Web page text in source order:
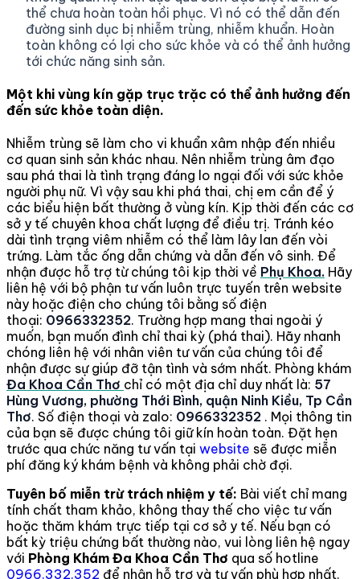
thể chưa hoàn toàn hồi phục. Vì nó có thể dẫn đến
đường sinh dục bị nhiễm trùng, nhiễm khuẩn. Hoàn
toàn không có lợi cho sức khỏe và có thể ảnh hưởng
tới chức năng sinh sản.
Một khi vùng kín gặp trục trặc có thể ảnh hưởng đến
đến sức khỏe toàn diện.
Nhiễm trùng sẽ làm cho vi khuẩn xâm nhập đến nhiều
cơ quan sinh sản khác nhau. Nên nhiễm trùng âm đạo
sau phá thai là tình trạng đáng lo ngại đối với sức khỏe
người phụ nữ. Vì vậy sau khi phá thai, chị em cần để ý
các biểu hiện bất thường ở vùng kín. Kịp thời đến các cơ
sở y tế chuyên khoa chất lượng để điều trị. Tránh kéo
dài tình trạng viêm nhiễm có thể làm lây lan đến vòi
trứng. Làm tắc ống dẫn chứng và dẫn đến vô sinh. Để
nhận được hỗ trợ từ chúng tôi kịp thời về Phụ Khoa. Hãy
liên hệ với bộ phận tư vấn luôn trực tuyến trên website
này hoặc điện cho chúng tôi bằng số điện
thoại: 0966332352. Trường hợp mang thai ngoài ý
muốn, bạn muốn đình chỉ thai kỳ (phá thai). Hãy nhanh
chóng liên hệ với nhân viên tư vấn của chúng tôi để
nhận được sự giúp đỡ tận tình và sớm nhất. Phòng khám
Đa Khoa Cần Thơ chỉ có một địa chỉ duy nhất là: 57
Hùng Vương, phường Thới Bình, quận Ninh Kiều, Tp Cần
Thơ. Số điện thoại và zalo: 0966332352 . Mọi thông tin
của bạn sẽ được chúng tôi giữ kín hoàn toàn. Đặt hẹn
trước qua chức năng tư vấn tại website sẽ được miễn
phí đăng ký khám bệnh và không phải chờ đợi.
Tuyên bố miễn trừ trách nhiệm y tế: Bài viết chỉ mang
tính chất tham khảo, không thay thế cho việc tư vấn
hoặc thăm khám trực tiếp tại cơ sở y tế. Nếu bạn có
bất kỳ triệu chứng bất thường nào, vui lòng liên hệ ngay
với Phòng Khám Đa Khoa Cần Thơ qua số hotline
0966.332.352 để nhận hỗ trợ và tư vấn phù hợp nhất.